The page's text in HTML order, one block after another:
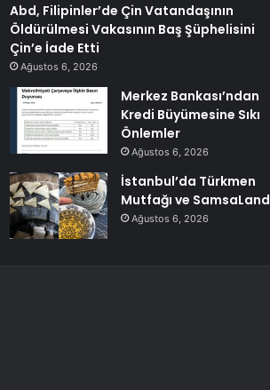
Abd, Filipinler’de Çin Vatandaşının
Öldürülmesi Vakasının Baş Şüphelisini
Çin’e İade Etti
Ağustos 6, 2026
Merkez Bankası’ndan
Kredi Büyümesine Sıkı
Önlemler
Ağustos 6, 2026
İstanbul’da Türkmen
Mutfağı ve SamsaLand
Ağustos 6, 2026